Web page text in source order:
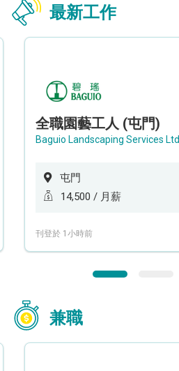
最新工作
全職園藝工人 (屯門)
Baguio Landscaping Services Ltd.
屯門
14,500 / 月薪
刊登於 1小時前
兼職